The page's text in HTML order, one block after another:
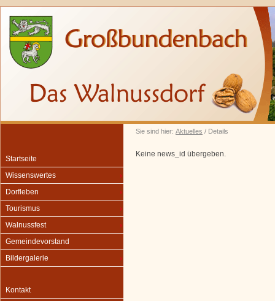
Sie sind hier: Aktuelles / Details
Startseite
Wissenswertes
Dorfleben
Tourismus
Walnussfest
Gemeindevorstand
Bildergalerie
Kontakt
Keine news_id übergeben.